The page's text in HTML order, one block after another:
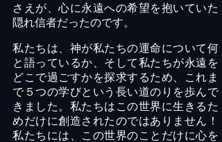
さえが、心に永遠への希望を抱いていた
隠れ信者だったのです。
私たちは、神が私たちの運命について何
と語っているか、そして私たちが永遠を
どこで過ごすかを探求するため、これま
で５つの学びという長い道のりを歩んで
きました。私たちはこの世界に生きるた
めだけに創造されたのではありません！
私たちには、この世界のことだけに心を